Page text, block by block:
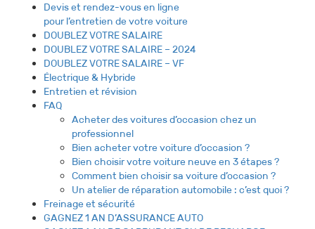
Devis et rendez-vous en ligne
pour l’entretien de votre voiture
DOUBLEZ VOTRE SALAIRE
DOUBLEZ VOTRE SALAIRE – 2024
DOUBLEZ VOTRE SALAIRE – VF
Électrique & Hybride
Entretien et révision
FAQ
Acheter des voitures d’occasion chez un
professionnel
Bien acheter votre voiture d’occasion ?
Bien choisir votre voiture neuve en 3 étapes ?
Comment bien choisir sa voiture d’occasion ?
Un atelier de réparation automobile : c’est quoi ?
Freinage et sécurité
GAGNEZ 1 AN D’ASSURANCE AUTO